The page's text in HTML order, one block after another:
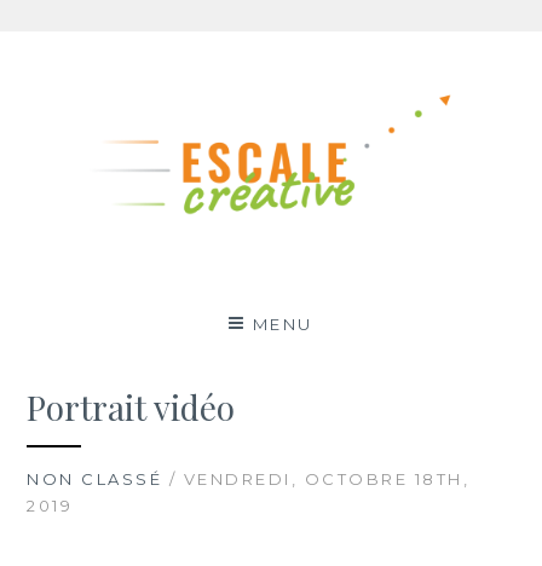
MENU
Portrait vidéo
NON CLASSÉ / VENDREDI, OCTOBRE 18TH,
2019